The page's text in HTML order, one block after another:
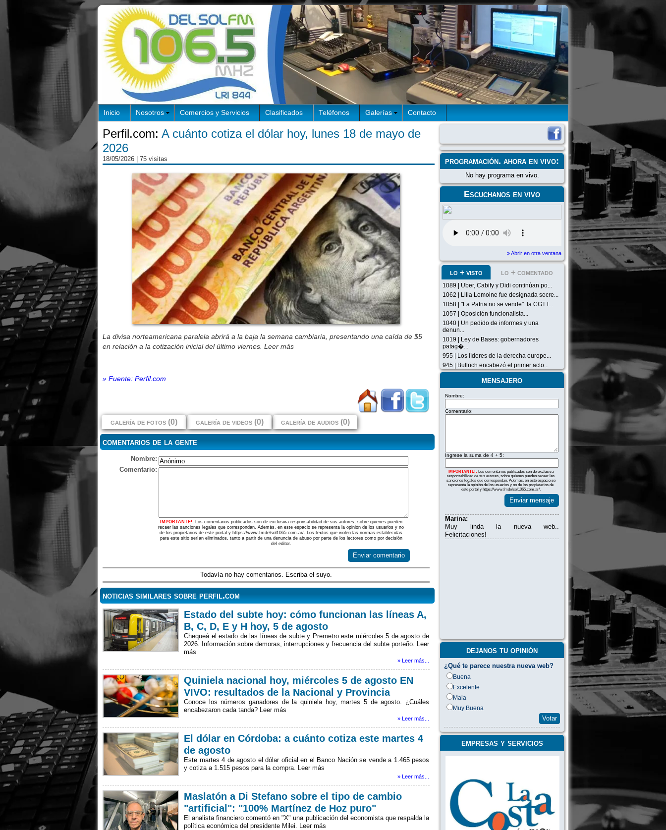
Inicio Nosotros Comercios y Servicios Clasificados Teléfonos Galerías Contacto
Perfil.com: A cuánto cotiza el dólar hoy, lunes 18 de mayo de
2026
18/05/2026 | 75 visitas
La divisa norteamericana paralela abrirá a la baja la semana cambiaria, presentando una caída de $5
en relación a la cotización inicial del último viernes. Leer más
» Fuente: Perfil.com
galería de fotos (0) galería de videos (0) galería de audios (0)
comentarios de la gente
Nombre:
Comentario:
IMPORTANTE!: Los comentarios publicados son de exclusiva responsabilidad de sus autores, sobre quienes pueden
recaer las sanciones legales que correspondan. Además, en este espacio se representa la opinión de los usuarios y no
de los propietarios de este portal y https://www.fmdelsol1065.com.ar/. Los textos que violen las normas establecidas
para este sitio serían eliminados, tanto a partir de una denuncia de abuso por parte de los lectores como por decisión
del editor.
Enviar comentario
Todavía no hay comentarios. Escriba el suyo.
noticias similares sobre perfil.com
Estado del subte hoy: cómo funcionan las líneas A,
B, C, D, E y H hoy, 5 de agosto
Chequeá el estado de las líneas de subte y Premetro este miércoles 5 de agosto de
2026. Información sobre demoras, interrupciones y frecuencia del subte porteño. Leer
más
» Leer más...
Quiniela nacional hoy, miércoles 5 de agosto EN
VIVO: resultados de la Nacional y Provincia
Conoce los números ganadores de la quiniela hoy, martes 5 de agosto. ¿Cuáles
encabezaron cada tanda? Leer más
» Leer más...
El dólar en Córdoba: a cuánto cotiza este martes 4
de agosto
Este martes 4 de agosto el dólar oficial en el Banco Nación se vende a 1.465 pesos
y cotiza a 1.515 pesos para la compra. Leer más
» Leer más...
Maslatón a Di Stefano sobre el tipo de cambio
"artificial": "100% Martínez de Hoz puro"
El analista financiero comentó en "X" una publicación del economista que respalda la
política económica del presidente Milei. Leer más
programación. ahora en vivo:
No hay programa en vivo.
Escuchanos en vivo
» Abrir en otra ventana
lo + visto lo + comentado
1089 | Uber, Cabify y Didi continúan po...
1062 | Lilia Lemoine fue designada secre...
1058 | "La Patria no se vende": la CGT l...
1057 | Oposición funcionalista...
1040 | Un pedido de informes y una
denun...
1019 | Ley de Bases: gobernadores
patag�...
955 | Los líderes de la derecha europe...
945 | Bullrich encabezó el primer acto...
mensajero
Nombre:
Comentario:
Ingrese la suma de 4 + 5:
IMPORTANTE!: Los comentarios publicados son de exclusiva
responsabilidad de sus autores, sobre quienes pueden recaer las
sanciones legales que correspondan. Además, en este espacio se
representa la opinión de los usuarios y no de los propietarios de
este portal y https://www.fmdelsol1065.com.ar/.
Enviar mensaje
Marina:
Muy linda la nueva web..
Felicitaciones!
dejanos tu opinión
¿Qué te parece nuestra nueva web?
Buena
Excelente
Mala
Muy Buena
Votar
empresas y servicios